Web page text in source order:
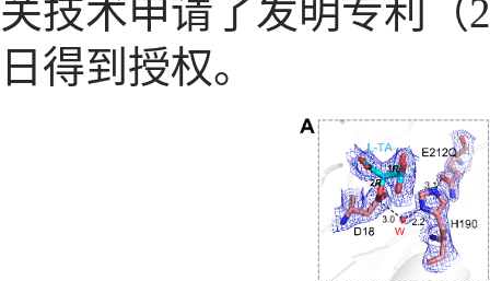
关技术申请了发明专利
（
日 得到授权。